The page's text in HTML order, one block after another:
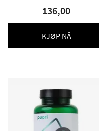
136,00
KJØP NÅ